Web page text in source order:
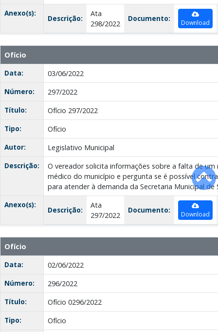
Anexo(s):
Descrição:
Ata
298/2022
Documento: Download
Ofício
Data:
03/06/2022
Número:
297/2022
Título:
Ofício 297/2022
Tipo:
Ofício
Autor:
Legislativo Municipal
Descrição:
O vereador solicita informações sobre a falta de
médico do município e pergunta se é possível
para atender à demanda da Secretaria Municipal de
Anexo(s):
Descrição:
Ata
297/2022
Documento: Download
Ofício
Data:
02/06/2022
Número:
296/2022
Título:
Ofício 0296/2022
Tipo:
Ofício